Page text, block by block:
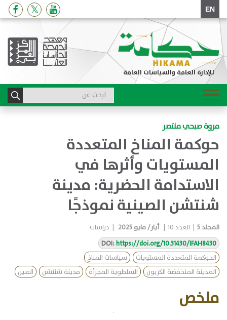
EN
للإدارة العامة والسياسات العامة
Toggle
navigation
مروة صبحي منتصر
حوكمة المناخ المتعددة
المستويات وأثرها في
الاستدامة الحضرية: مدينة
شنتشن الصينية نموذجًا
المجلد5 العدد10 أيار/ مايو 2025
دراسات
DOI:https://doi.org/10.31430/IFAH8430
الحوكمة المتعددة المستويات
سياسات المناخ
المدينة المنخفضة الكربون
السلطوية المجزأة مدينة شنتشن الصين
ملخص